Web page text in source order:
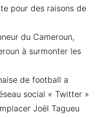
pour des raisons de
du Cameroun,
à surmonter les
de football a
social « Twitter »
Joël Tagueu